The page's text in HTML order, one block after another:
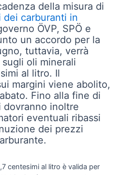
della misura di
dei carburanti in
ÖVP, SPÖ e
un accordo per la
tuttavia, verrà
sugli oli minerali
al litro. Il
margini viene abolito,
Fino alla fine di
inoltre
eventuali ribassi
dei prezzi
centesimi al litro è valida per